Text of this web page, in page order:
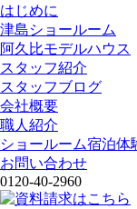
はじめに
津島ショールーム
阿久比モデルハウス
スタッフ紹介
スタッフブログ
会社概要
職人紹介
ショールーム宿泊体
お問い合わせ
0120-40-2960